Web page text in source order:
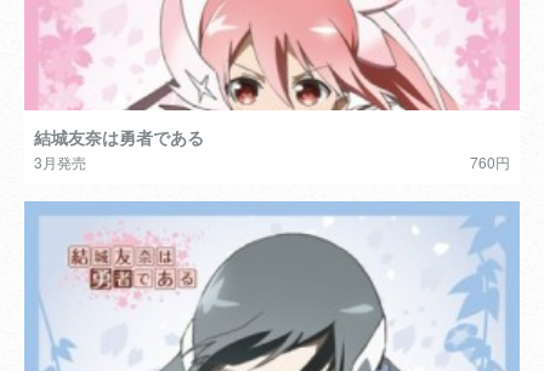
結城友奈は勇者である
3月発売 760円